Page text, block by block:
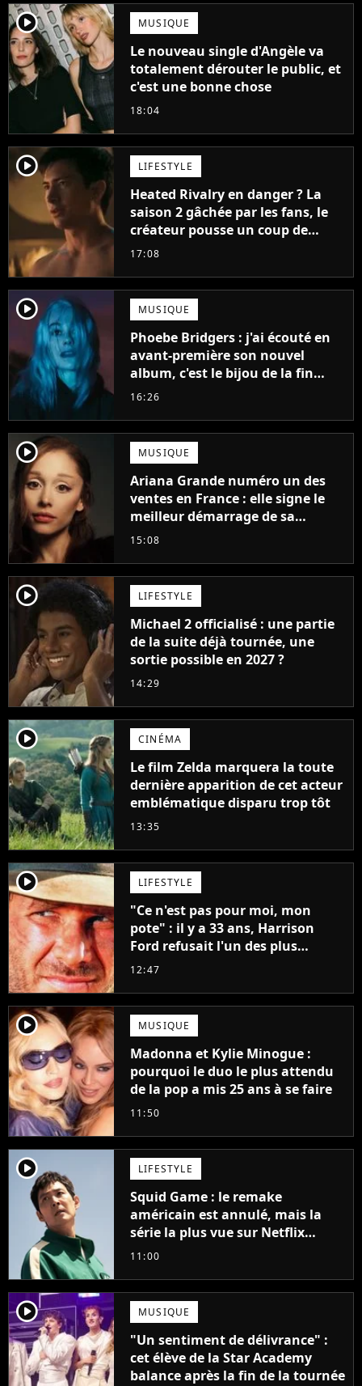
player2 MUSIQUE
Le nouveau single d'Angèle va
totalement dérouter le public, et
c'est une bonne chose
18:04
player2 LIFESTYLE
Heated Rivalry en danger ? La
saison 2 gâchée par les fans, le
créateur pousse un coup de
gueule
17:08
player2 MUSIQUE
Phoebe Bridgers : j'ai écouté en
avant-première son nouvel
album, c'est le bijou de la fin
d'été
16:26
player2 MUSIQUE
Ariana Grande numéro un des
ventes en France : elle signe le
meilleur démarrage de sa
carrière avec son album Petal
15:08
player2 LIFESTYLE
Michael 2 officialisé : une partie
de la suite déjà tournée, une
sortie possible en 2027 ?
14:29
player2 CINÉMA
Le film Zelda marquera la toute
dernière apparition de cet acteur
emblématique disparu trop tôt
13:35
player2 LIFESTYLE
"Ce n'est pas pour moi, mon
pote" : il y a 33 ans, Harrison
Ford refusait l'un des plus
grands succès de tous les temps
12:47
player2 MUSIQUE
Madonna et Kylie Minogue :
pourquoi le duo le plus attendu
de la pop a mis 25 ans à se faire
11:50
player2 LIFESTYLE
Squid Game : le remake
américain est annulé, mais la
série la plus vue sur Netflix
pourrait avoir une version
11:00
player2 MUSIQUE
"Un sentiment de délivrance" :
cet élève de la Star Academy
balance après la fin de la tournée